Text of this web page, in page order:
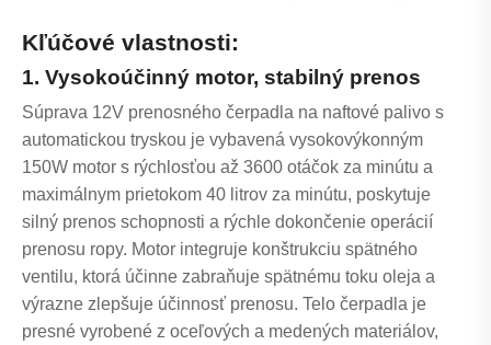
Kľúčové vlastnosti:
1. Vysokoúčinný motor, stabilný prenos
Súprava 12V prenosného čerpadla na naftové palivo s
automatickou tryskou je vybavená vysokovýkonným
150W motor s rýchlosťou až 3600 otáčok za minútu a
maximálnym prietokom 40 litrov za minútu, poskytuje
silný prenos schopnosti a rýchle dokončenie operácií
prenosu ropy. Motor integruje konštrukciu spätného
ventilu, ktorá účinne zabraňuje spätnému toku oleja a
výrazne zlepšuje účinnosť prenosu. Telo čerpadla je
presné vyrobené z oceľových a medených materiálov,